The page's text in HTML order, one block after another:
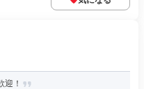
迎！